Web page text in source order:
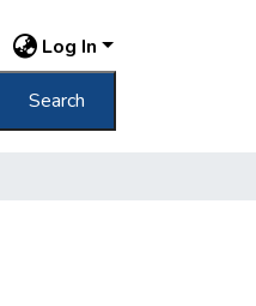
Log In
Search